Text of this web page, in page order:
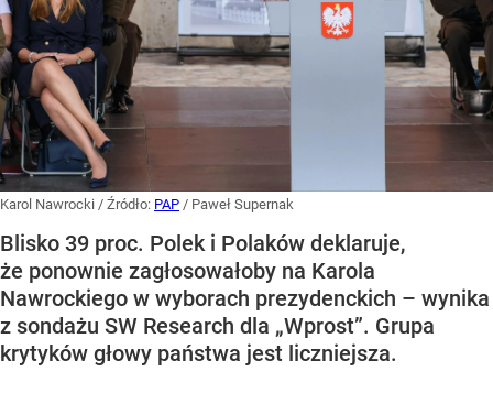
Karol Nawrocki / Źródło: PAP / Paweł Supernak
Blisko 39 proc. Polek i Polaków deklaruje,
że ponownie zagłosowałoby na Karola
Nawrockiego w wyborach prezydenckich – wynika
z sondażu SW Research dla „Wprost”. Grupa
krytyków głowy państwa jest liczniejsza.